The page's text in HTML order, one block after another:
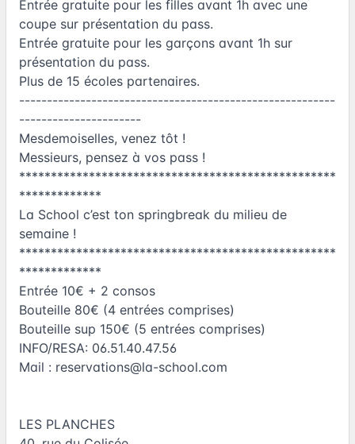
Entrée gratuite pour les filles avant 1h avec une
coupe sur présentation du pass.
Entrée gratuite pour les garçons avant 1h sur
présentation du pass.
Plus de 15 écoles partenaires.
---------------------------------------------------------
----------------------
Mesdemoiselles, venez tôt !
Messieurs, pensez à vos pass !
**************************************************
*************
La School c’est ton springbreak du milieu de
semaine !
**************************************************
*************
Entrée 10€ + 2 consos
Bouteille 80€ (4 entrées comprises)
Bouteille sup 150€ (5 entrées comprises)
INFO/RESA: 06.51.40.47.56
Mail : reservations@la-school.com
LES PLANCHES